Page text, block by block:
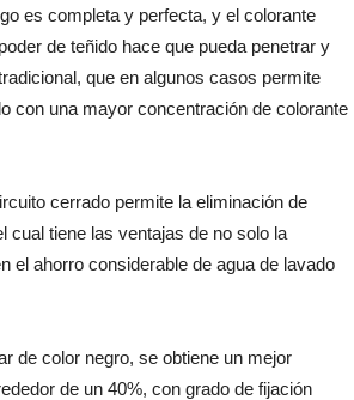
es completa y perfecta, y el colorante
de teñido hace que pueda penetrar y
que en algunos casos permite
con una mayor concentración de colorante
cerrado permite la eliminación de
cual tiene las ventajas de no solo la
el ahorro considerable de agua de lavado
de color negro, se obtiene un mejor
de un 40%, con grado de fijación